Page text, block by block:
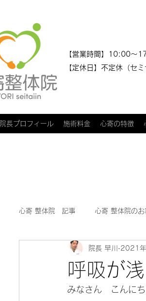
【営業時間】10:00～
【定休日】不定休（セミ
院長プロフィール 施術料金 心寄の特徴
心寄 整体院 記事 心寄 整体院のお
心寄 整体院 健康教室～身体のソ
呼吸が
院長 早川 2021
みなさん　こんに